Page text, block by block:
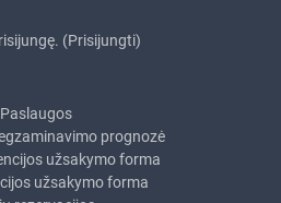
(Prisijungti)
Paslaugos
prognozė
užsakymo forma
užsakymo forma